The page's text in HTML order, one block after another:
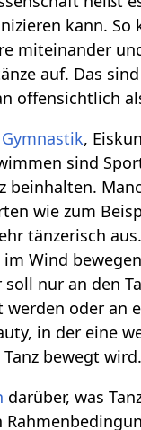
kann. So
miteinander
auf. Das
offensichtlich
Gymnastik,
sind
beinhalten.
wie zum
tänzerisch
im Wind
soll nur an den
werden oder an
in der eine
bewegt wird.
darüber, was